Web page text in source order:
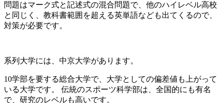
問題はマーク式と記述式の混合問題で、他のハイレベル高校
と同じく、教科書範囲を超える英単語なども出てくるので、
対策が必要です。
系列大学には、中京大学があります。
10学部を要する総合大学で、大学としての偏差値も上がって
いる大学です。 伝統のスポーツ科学部は、全国的にも有名
で、研究のレベルも高いです。